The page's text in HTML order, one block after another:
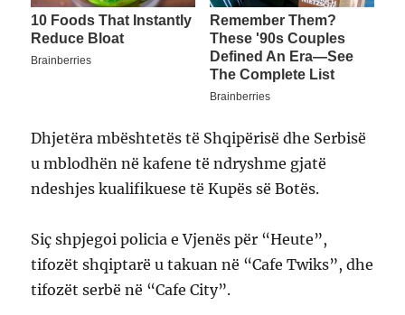
Dhjetëra mbështetës të Shqipërisë dhe Serbisë
u mblodhën në kafene të ndryshme gjatë
ndeshjes kualifikuese të Kupës së Botës.
Siç shpjegoi policia e Vjenës për “Heute”,
tifozët shqiptarë u takuan në “Cafe Twiks”, dhe
tifozët serbë në “Cafe City”.